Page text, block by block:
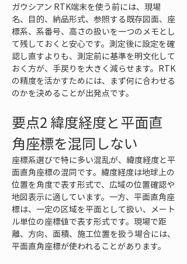
ガウシアン RTK端末を使う前には、現場
名、目的、納品形式、参照する既存図面、座
標系、系番号、高さの扱いを一つのメモとし
て残しておくと安心です。測定後に設定を確
認し直すよりも、測定前に基準を明文化して
おく方が、手戻りを大きく減らせます。RTK
の精度を活かすためには、まず何に合わせる
のかを決めることが出発点です。
要点2 緯度経度と平面直
角座標を混同しない
座標系選びで特に多い混乱が、緯度経度と平
面直角座標の混同です。緯度経度は地球上の
位置を角度で表す形式で、広域の位置確認や
地図表示に適しています。一方、平面直角座
標は、一定の区域を平面として扱い、メート
ル単位の座標値で表す形式です。現場で距
離、方向、面積、施工位置を扱う場合には、
平面直角座標が使われることがあります。